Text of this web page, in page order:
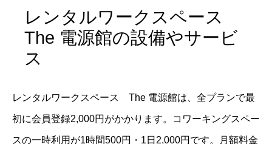
レンタルワークスペース
The 電源館の設備やサービ
ス
レンタルワークスペース The 電源館は、全プランで最
初に会員登録2,000円がかかります。コワーキングスペー
スの一時利用が1時間500円・1日2,000円です。月額料金